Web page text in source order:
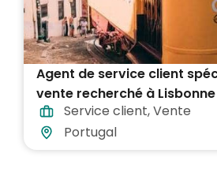
Agent de service client
vente recherché à Lisbonne
Service client,Vente
Portugal